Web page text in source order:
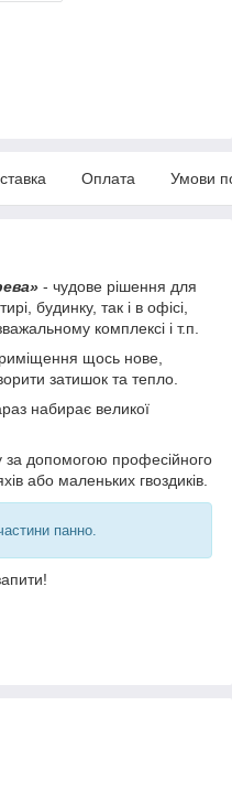
Оплата Умови
- чудове рішення для
будинку, так і в офісі,
комплексі і т.п.
щось нове,
затишок та тепло.
набирає великої
за допомогою професійного
або маленьких гвоздиків.
панно.